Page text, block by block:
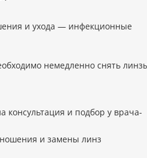
и ухода — инфекционные
немедленно снять
и подбор у врача-
и замены линз